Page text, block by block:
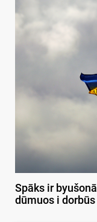
Spāks ir
dūmuos i dorbūs